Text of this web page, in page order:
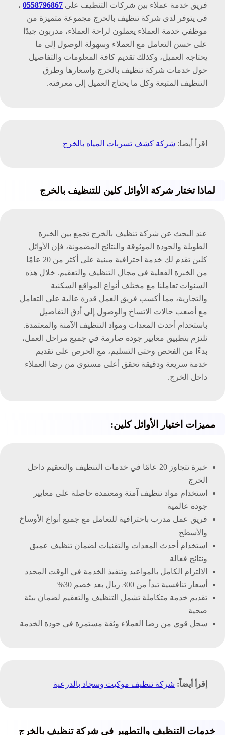
فريق خدمة عملاء بين شركات التنظيف على 0558796867 ،
فى يتوفر لدى شركة تنظيف بالخرج مجموعة متميزة من
موظفي خدمة العملاء يعملون لراحة العملاء، مدربون جيدًا
على حسن التعامل مع العملاء وسهولة الوصول إلى ما
يحتاجه العميل، وكذلك تقديم كافة المعلومات والتفاصيل
حول خدمات شركة تنظيف بالخرج واسعارها وطرق
التنظيف المتبعة وكل ما يحتاج العميل إلى معرفته.
اقرأ أيضا: شركة كشف تسربات المياه بالخرج
لماذا تختار شركة الأوائل كلين للتنظيف بالخرج
عند البحث عن شركة تنظيف بالخرج تجمع بين الخبرة
الطويلة والجودة الموثوقة والنتائج المضمونة، فإن الأوائل
كلين تقدم لك خدمة احترافية مبنية على أكثر من 20 عامًا
من الخبرة الفعلية في مجال التنظيف والتعقيم. خلال هذه
السنوات تعاملنا مع مختلف أنواع المواقع السكنية
والتجارية، مما أكسب فريق العمل قدرة عالية على التعامل
مع أصعب حالات الاتساخ والوصول إلى أدق التفاصيل
باستخدام أحدث المعدات ومواد التنظيف الآمنة والمعتمدة.
نلتزم بتطبيق معايير جودة صارمة في جميع مراحل العمل،
بدءًا من الفحص وحتى التسليم، مع الحرص على تقديم
خدمة سريعة ودقيقة تحقق أعلى مستوى من رضا العملاء
داخل الخرج.
مميزات اختيار الأوائل كلين:
خبرة تتجاوز 20 عامًا في خدمات التنظيف والتعقيم داخل
الخرج
استخدام مواد تنظيف آمنة ومعتمدة حاصلة على معايير
جودة عالمية
فريق عمل مدرب باحترافية للتعامل مع جميع أنواع الأوساخ
والأسطح
استخدام أحدث المعدات والتقنيات لضمان تنظيف عميق
ونتائج فعالة
الالتزام الكامل بالمواعيد وتنفيذ الخدمة في الوقت المحدد
أسعار تنافسية تبدأ من 300 ريال بعد خصم 30%
تقديم خدمة متكاملة تشمل التنظيف والتعقيم لضمان بيئة
صحية
سجل قوي من رضا العملاء وثقة مستمرة في جودة الخدمة
إقرأ أيضاً: شركة تنظيف موكيت وسجاد بالدرعية‏
خدمات التنظيف والتطهير في شركة تنظيف بالخرج